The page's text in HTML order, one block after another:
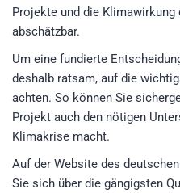
Projekte und die
abschätzbar.
Um eine fundierte
deshalb ratsam, auf die
achten. So können Sie
Projekt auch den nötigen
Klimakrise macht.
Auf der Website des
Sie sich über die gängigsten